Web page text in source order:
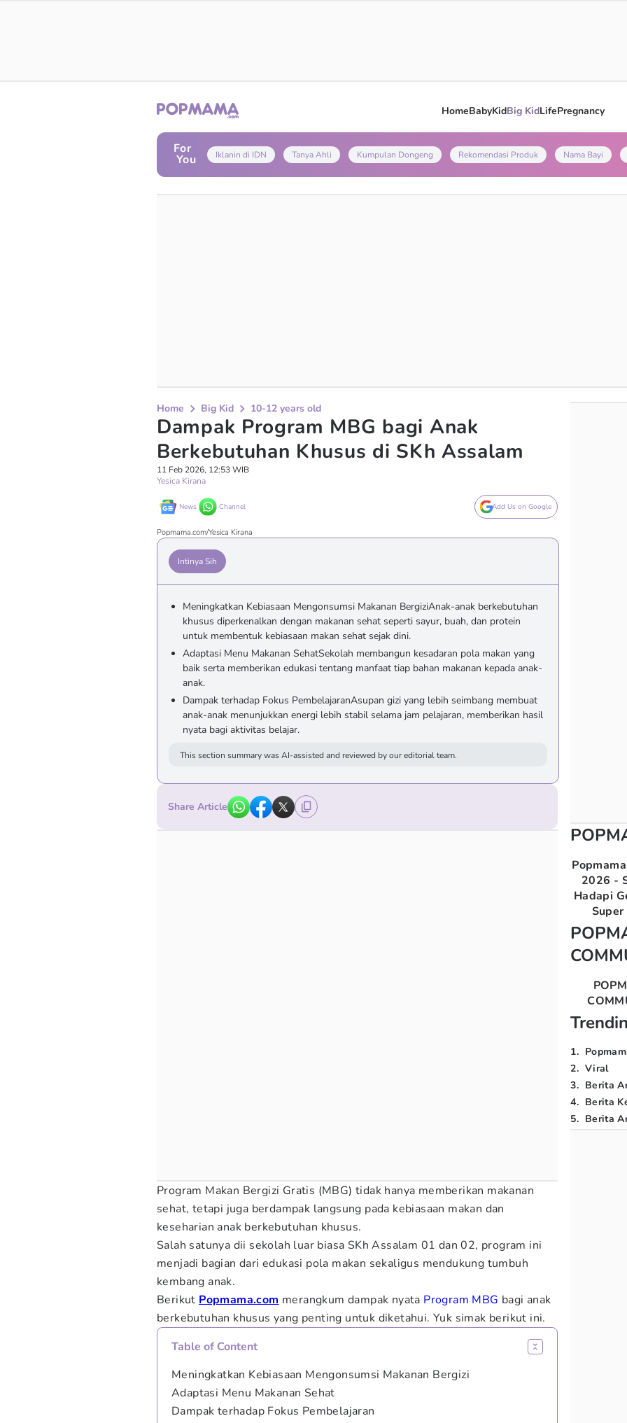
HomeBabyKidBig KidLifePregnancy
For
You Iklanin di IDN Tanya Ahli Kumpulan Dongeng Rekomendasi Produk Nama Bayi
Home Big Kid 10-12 years old
Dampak Program MBG bagi Anak
Berkebutuhan Khusus di SKh Assalam
11 Feb 2026, 12:53 WIB
Yesica Kirana
News Channel Add Us on Google
Popmama.com/Yesica Kirana
Intinya Sih
Meningkatkan Kebiasaan Mengonsumsi Makanan BergiziAnak-anak berkebutuhan
khusus diperkenalkan dengan makanan sehat seperti sayur, buah, dan protein
untuk membentuk kebiasaan makan sehat sejak dini.
Adaptasi Menu Makanan SehatSekolah membangun kesadaran pola makan yang
baik serta memberikan edukasi tentang manfaat tiap bahan makanan kepada anak-
anak.
Dampak terhadap Fokus PembelajaranAsupan gizi yang lebih seimbang membuat
anak-anak menunjukkan energi lebih stabil selama jam pelajaran, memberikan hasil
nyata bagi aktivitas belajar.
This section summary was AI-assisted and reviewed by our editorial team.
Share Article
Program Makan Bergizi Gratis (MBG) tidak hanya memberikan makanan
sehat, tetapi juga berdampak langsung pada kebiasaan makan dan
keseharian anak berkebutuhan khusus.
Salah satunya dii sekolah luar biasa SKh Assalam 01 dan 02, program ini
menjadi bagian dari edukasi pola makan sekaligus mendukung tumbuh
kembang anak.
Berikut Popmama.com merangkum dampak nyata Program MBG bagi anak
berkebutuhan khusus yang penting untuk diketahui. Yuk simak berikut ini.
Table of Content
Meningkatkan Kebiasaan Mengonsumsi Makanan Bergizi
Adaptasi Menu Makanan Sehat
Dampak terhadap Fokus Pembelajaran
2026 -
Hadapi
1.
2. Viral
3. Berita
4. Berita
5. Berita